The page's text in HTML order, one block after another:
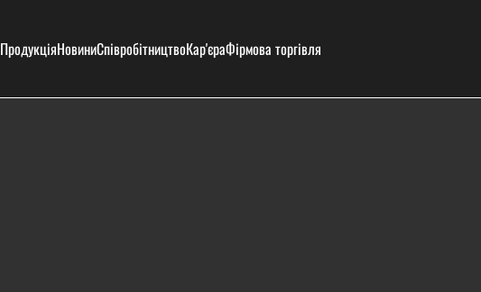
ПродукціяНовиниСпівробітництвоКар'єраФірмова торгівля